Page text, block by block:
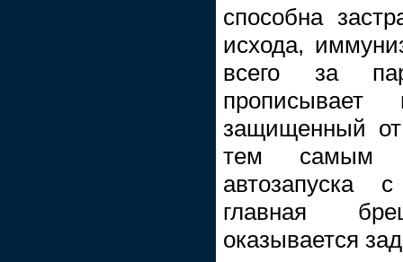
способна
исхода,
всего за
защищенный
тем самым
автозапуска
главная
оказывается